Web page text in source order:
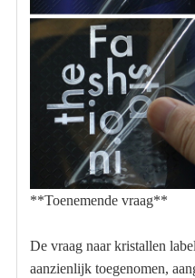
**Toenemende vraag**
De vraag naar kristallen
aanzienlijk toegenomen,